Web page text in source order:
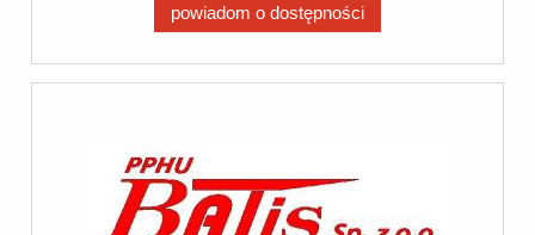
powiadom o dostępności